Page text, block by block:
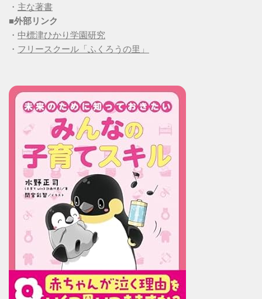
・ 主な著書
■外部リンク
・ 中標津ひかり学園研究
・ フリースクール「ふくろうの里」